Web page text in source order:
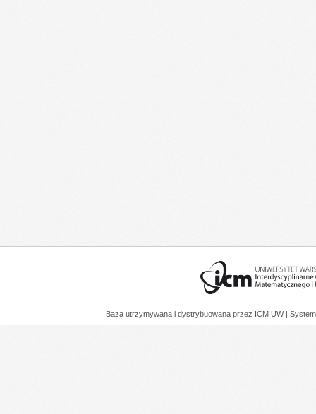
Baza utrzymywana i dystrybuowana przez ICM UW |